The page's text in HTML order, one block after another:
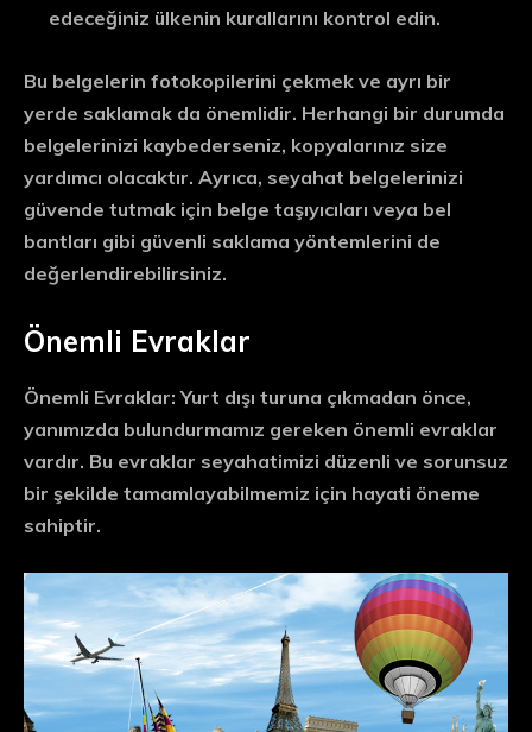
edeceğiniz ülkenin kurallarını kontrol edin.
Bu belgelerin fotokopilerini çekmek ve ayrı bir
yerde saklamak da önemlidir. Herhangi bir durumda
belgelerinizi kaybederseniz, kopyalarınız size
yardımcı olacaktır. Ayrıca, seyahat belgelerinizi
güvende tutmak için belge taşıyıcıları veya bel
bantları gibi güvenli saklama yöntemlerini de
değerlendirebilirsiniz.
Önemli Evraklar
Önemli Evraklar: Yurt dışı turuna çıkmadan önce,
yanımızda bulundurmamız gereken önemli evraklar
vardır. Bu evraklar seyahatimizi düzenli ve sorunsuz
bir şekilde tamamlayabilmemiz için hayati öneme
sahiptir.